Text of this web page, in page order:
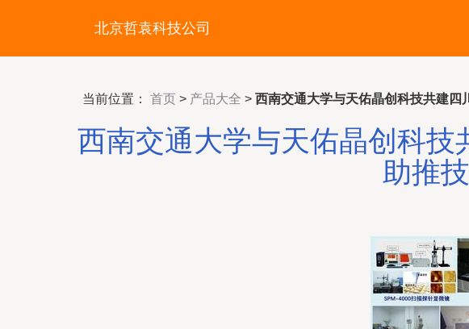
北京哲袁科技公司
当前位置： 首页 > 产品大全 > 西南交通大学与天佑晶创科技共建四
西南交通大学与天佑晶创科
助推